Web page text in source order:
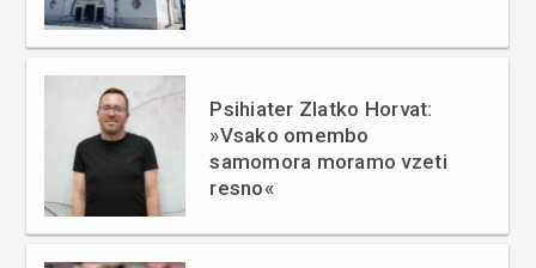
Psihiater Zlatko Horvat:
»Vsako omembo
samomora moramo vzeti
resno«